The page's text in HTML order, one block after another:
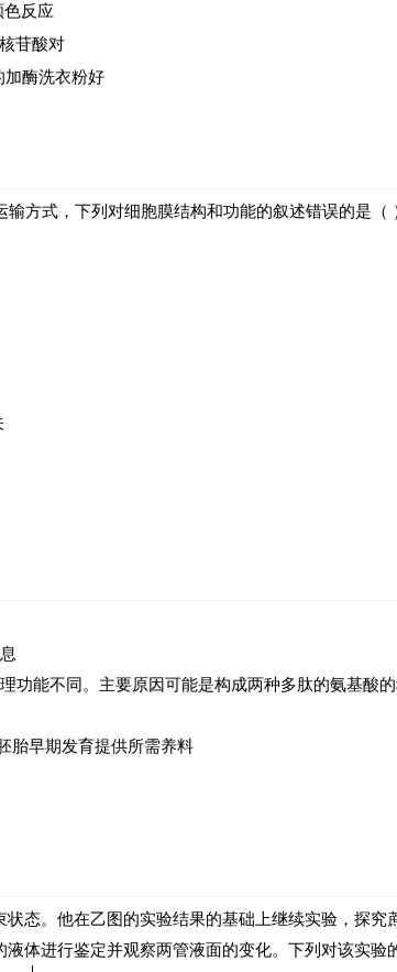
反应
苷酸对
加酶洗衣粉好
方式，下列对细胞膜结构和功能的叙述错误的是（
能不同。主要原因可能是构成两种多肽的氨基酸
胎早期发育提供所需养料
态。他在乙图的实验结果的基础上继续实验，探
体进行鉴定并观察两管液面的变化。下列对该实验